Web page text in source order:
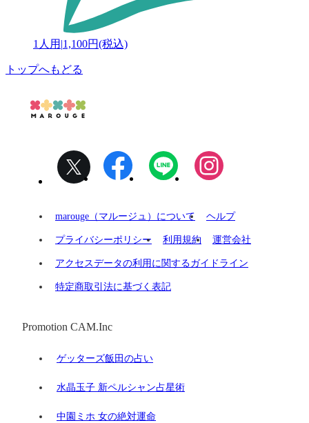
1人用 |1,100円(税込)
トップへもどる
marouge（マルージュ）について ヘルプ
プライバシーポリシー 利用規約 運営会社
アクセスデータの利用に関するガイドライン
特定商取引法に基づく表記
Promotion CAM.Inc
ゲッターズ飯田の占い
水晶玉子 新ペルシャン占星術
中園ミホ 女の絶対運命